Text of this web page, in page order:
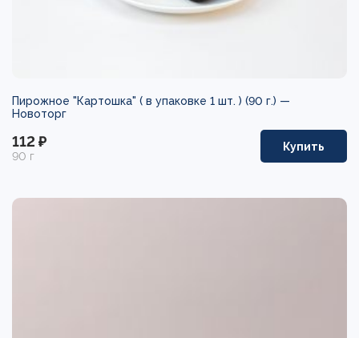
Пирожное "Картошка" ( в упаковке 1 шт. ) (90 г.) —
Новоторг
112 ₽
90 г
Купить